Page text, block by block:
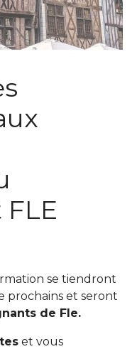
se tiendront
prochains et seront
de Fle.
et vous